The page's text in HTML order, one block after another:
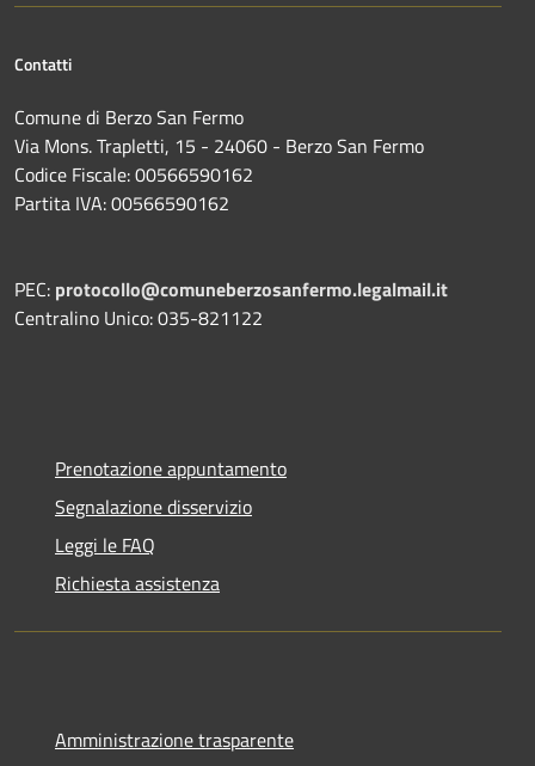
Contatti
Comune di Berzo San Fermo
Via Mons. Trapletti, 15 - 24060 - Berzo San Fermo
Codice Fiscale: 00566590162
Partita IVA: 00566590162
PEC: protocollo@comuneberzosanfermo.legalmail.it
Centralino Unico: 035-821122
Prenotazione appuntamento
Segnalazione disservizio
Leggi le FAQ
Richiesta assistenza
Amministrazione trasparente